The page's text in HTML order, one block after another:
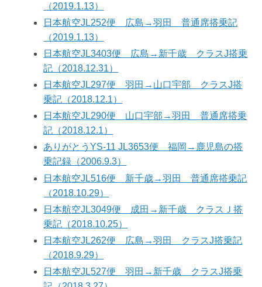
（2019.1.13）
日本航空JL252便 広島→羽田 普通席搭乗記
（2019.1.13）
日本航空JL3403便 広島→新千歳 クラスJ搭乗
記（2018.12.31）
日本航空JL297便 羽田→山口宇部 クラスJ搭
乗記（2018.12.1）
日本航空JL290便 山口宇部→羽田 普通席搭乗
記（2018.12.1）
ありがとうYS-11 JL3653便 福岡→鹿児島の搭
乗記録（2006.9.3）
日本航空JL516便 新千歳→羽田 普通席搭乗記
（2018.10.29）
日本航空JL3049便 成田→新千歳 クラスＪ搭
乗記（2018.10.25）
日本航空JL262便 広島→羽田 クラスJ搭乗記
（2018.9.29）
日本航空JL527便 羽田→新千歳 クラスJ搭乗